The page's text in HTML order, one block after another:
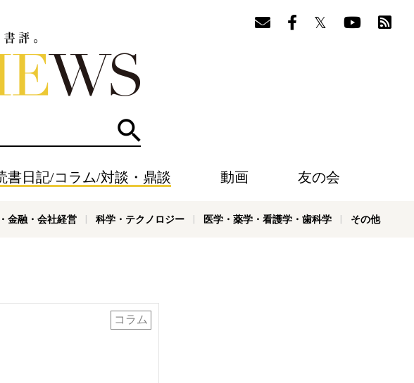
検索
書日記/コラム/対談・鼎談 動画 友の会
金融・会社経営 科学・テクノロジー 医学・薬学・看護学・歯科学 その他
コラム